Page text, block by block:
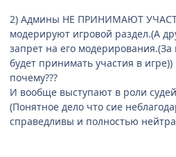
2) Админы НЕ ПРИНИМАЮТ
модерируют игровой раздел.(А
запрет на его
будет принимать участия в
почему???
И вообще выступают в роли
(Понятное дело что сие
справедливы и полностью